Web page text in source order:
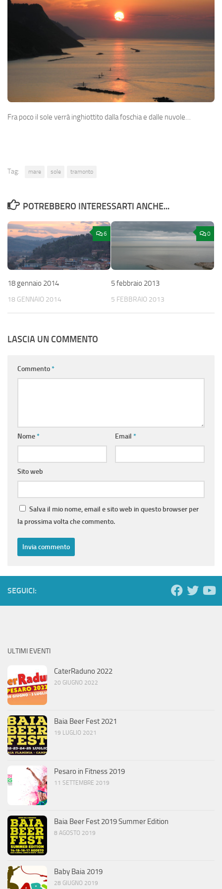
Fra poco il sole verrà inghiottito dalla foschia e dalle nuvole…
Tag: mare sole tramonto
POTREBBERO INTERESSARTI ANCHE...
6
18 gennaio 2014
18 GENNAIO 2014
0
5 febbraio 2013
5 FEBBRAIO 2013
LASCIA UN COMMENTO
Commento*
Nome* Email *
Sito web
Salva il mio nome, email e sito web in questo browser per
la prossima volta che commento.
SEGUICI:
ULTIMI EVENTI
CaterRaduno 2022
20 GIUGNO 2022
Baia Beer Fest 2021
19 LUGLIO 2021
Pesaro in Fitness 2019
11 SETTEMBRE 2019
Baia Beer Fest 2019 Summer Edition
8 AGOSTO 2019
Baby Baia 2019
28 GIUGNO 2019